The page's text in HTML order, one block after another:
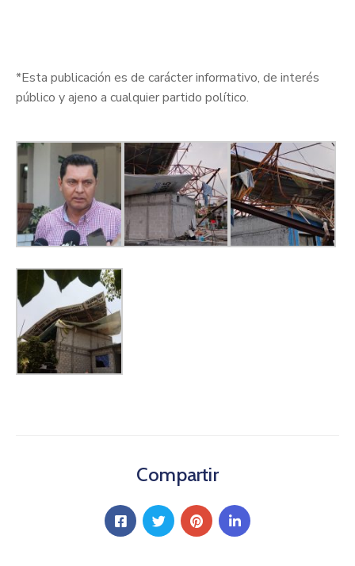
*Esta publicación es de carácter informativo, de interés
público y ajeno a cualquier partido político.
Compartir